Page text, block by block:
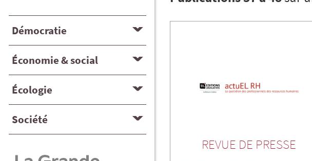
Démocratie
Économie & social
Écologie
Société
REVUE DE PRESSE